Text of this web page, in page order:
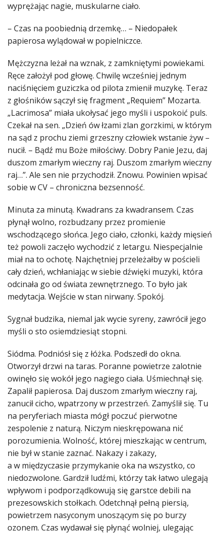
wyprężając nagie, muskularne ciało.
– Czas na poobiednią drzemkę… – Niedopałek
papierosa wylądował w popielniczce.
Mężczyzna leżał na wznak, z zamkniętymi powiekami.
Ręce założył pod głowę. Chwilę wcześniej jednym
naciśnięciem guziczka od pilota zmienił muzykę. Teraz
z głośników sączył się fragment „Requiem” Mozarta.
„Lacrimosa” miała ukołysać jego myśli i uspokoić puls.
Czekał na sen. „Dzień ów łzami zlan gorzkimi, w którym
na sąd z prochu ziemi grzeszny człowiek wstanie żyw –
nucił. – Bądź mu Boże miłościwy. Dobry Panie Jezu, daj
duszom zmarłym wieczny raj. Duszom zmarłym wieczny
raj…”. Ale sen nie przychodził. Znowu. Powinien wpisać
sobie w CV – chroniczna bezsenność.
Minuta za minutą. Kwadrans za kwadransem. Czas
płynął wolno, rozbudzany przez promienie
wschodzącego słońca. Jego ciało, członki, każdy mięsień
też powoli zaczęło wychodzić z letargu. Niespecjalnie
miał na to ochotę. Najchętniej przeleżałby w pościeli
cały dzień, wchłaniając w siebie dźwięki muzyki, która
odcinała go od świata zewnętrznego. To było jak
medytacja. Wejście w stan nirwany. Spokój.
Sygnał budzika, niemal jak wycie syreny, zawrócił jego
myśli o sto osiemdziesiąt stopni.
Siódma. Podniósł się z łóżka. Podszedł do okna.
Otworzył drzwi na taras. Poranne powietrze zalotnie
owinęło się wokół jego nagiego ciała. Uśmiechnął się.
Zapalił papierosa. Daj duszom zmarłym wieczny raj,
zanucił cicho, wpatrzony w przestrzeń. Zamyślił się. Tu
na peryferiach miasta mógł poczuć pierwotne
zespolenie z naturą. Niczym nieskrępowana nić
porozumienia. Wolność, której mieszkając w centrum,
nie był w stanie zaznać. Nakazy i zakazy,
a w międzyczasie przymykanie oka na wszystko, co
niedozwolone. Gardził ludźmi, którzy tak łatwo ulegają
wpływom i podporządkowują się garstce debili na
prezesowskich stołkach. Odetchnął pełną piersią,
powietrzem nasyconym unoszącym się po burzy
ozonem. Czas wydawał się płynąć wolniej, ulegając